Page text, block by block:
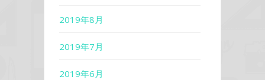
2019年8月
2019年7月
2019年6月